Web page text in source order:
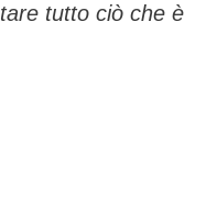
tutto ciò che è